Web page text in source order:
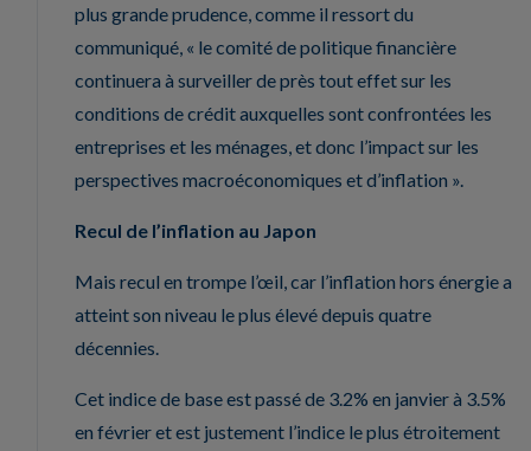
plus grande prudence, comme il ressort du
communiqué, « le comité de politique financière
continuera à surveiller de près tout effet sur les
conditions de crédit auxquelles sont confrontées les
entreprises et les ménages, et donc l’impact sur les
perspectives macroéconomiques et d’inflation ».
Recul de l’inflation au Japon
Mais recul en trompe l’œil, car l’inflation hors énergie a
atteint son niveau le plus élevé depuis quatre
décennies.
Cet indice de base est passé de 3.2% en janvier à 3.5%
en février et est justement l’indice le plus étroitement